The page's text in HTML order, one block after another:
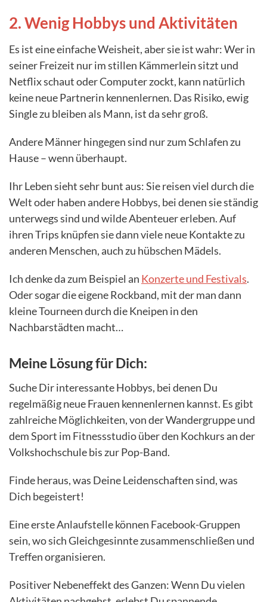
2. Wenig Hobbys und Aktivitäten
Es ist eine einfache Weisheit, aber sie ist wahr: Wer in
seiner Freizeit nur im stillen Kämmerlein sitzt und
Netflix schaut oder Computer zockt, kann natürlich
keine neue Partnerin kennenlernen. Das Risiko, ewig
Single zu bleiben als Mann, ist da sehr groß.
Andere Männer hingegen sind nur zum Schlafen zu
Hause – wenn überhaupt.
Ihr Leben sieht sehr bunt aus: Sie reisen viel durch die
Welt oder haben andere Hobbys, bei denen sie ständig
unterwegs sind und wilde Abenteuer erleben. Auf
ihren Trips knüpfen sie dann viele neue Kontakte zu
anderen Menschen, auch zu hübschen Mädels.
Ich denke da zum Beispiel an Konzerte und Festivals.
Oder sogar die eigene Rockband, mit der man dann
kleine Tourneen durch die Kneipen in den
Nachbarstädten macht…
Meine Lösung für Dich:
Suche Dir interessante Hobbys, bei denen Du
regelmäßig neue Frauen kennenlernen kannst. Es gibt
zahlreiche Möglichkeiten, von der Wandergruppe und
dem Sport im Fitnessstudio über den Kochkurs an der
Volkshochschule bis zur Pop-Band.
Finde heraus, was Deine Leidenschaften sind, was
Dich begeistert!
Eine erste Anlaufstelle können Facebook-Gruppen
sein, wo sich Gleichgesinnte zusammenschließen und
Treffen organisieren.
Positiver Nebeneffekt des Ganzen: Wenn Du vielen